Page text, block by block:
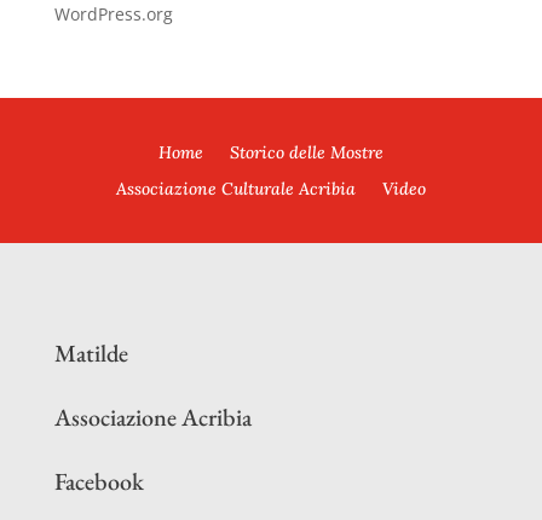
WordPress.org
Home
Storico delle Mostre
Associazione Culturale Acribia
Video
Matilde
Associazione Acribia
Facebook